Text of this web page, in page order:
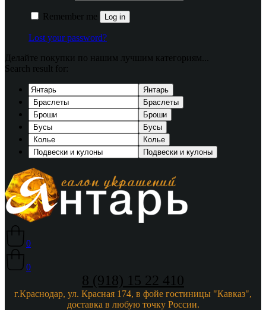
Remember me Log in
Lost your password?
Делайте покупки по нашим лучшим категориям...
Search result for:
Янтарь
Браслеты
Броши
Бусы
Колье
Подвески и кулоны
0
0
8 (918) 15 22 410
г.Краснодар, ул. Красная 174, в фойе гостиницы "Кавказ",
доставка в любую точку России.